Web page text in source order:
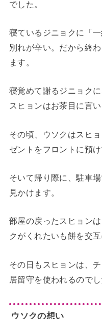
でした。
寝ているジニョクに「
別れが辛い。だから終
ます。
寝覚めて謝るジニョク
スヒョンはお茶目に言い
その頃、ウソクはスヒ
ゼントをフロントに預け
そいて帰り際に、駐車
見かけます。
部屋の戻ったスヒョン
クがくれたいも餅を交互
その日もスヒョンは、
居留守を使われるのでし
ウソクの想い